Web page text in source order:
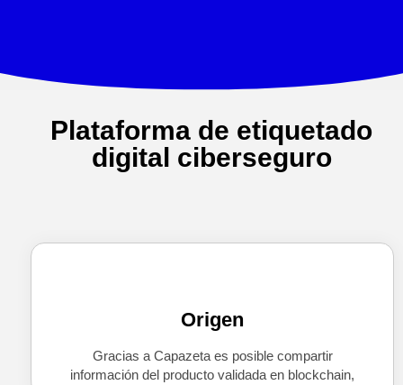
Plataforma de etiquetado
digital ciberseguro
Origen
Gracias a Capazeta es posible compartir
información del producto validada en blockchain,